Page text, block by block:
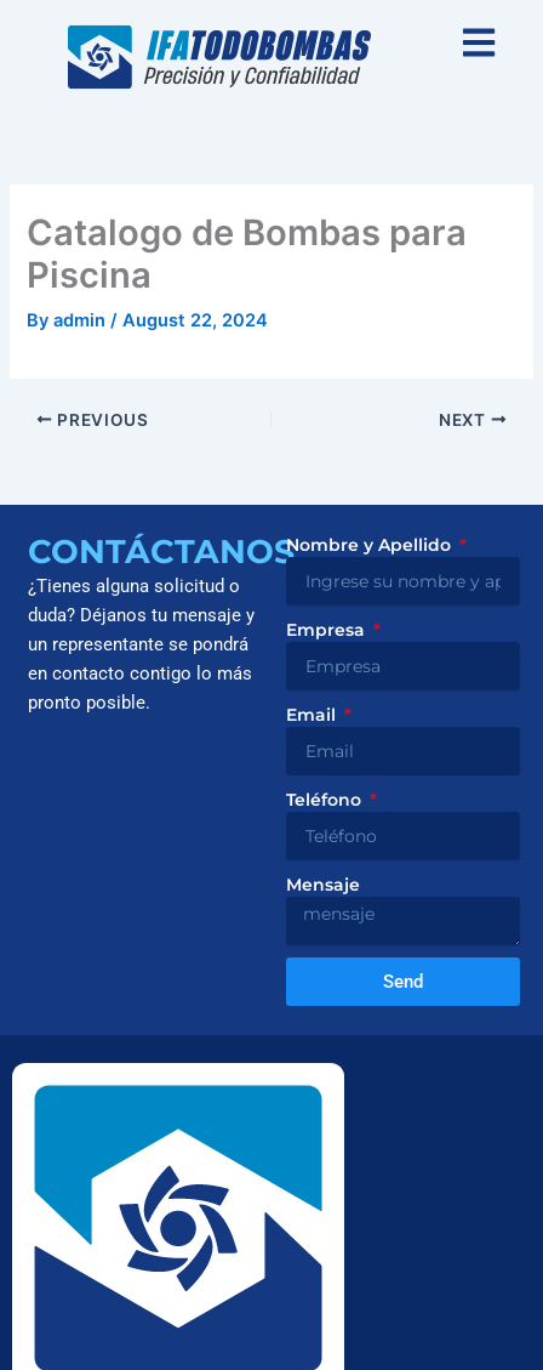
Catalogo de Bombas para
Piscina
Byadmin/August 22, 2024
PREVIOUS NEXT
CONTÁCTANOS
¿Tienes alguna solicitud o
duda? Déjanos tu mensaje y
un representante se pondrá
en contacto contigo lo más
pronto posible.
Nombre y Apellido
Empresa
Email
Teléfono
Mensaje
Send